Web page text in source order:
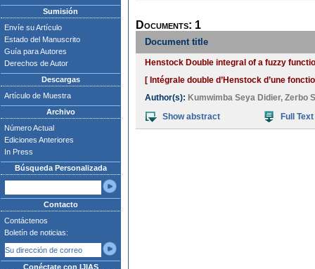
Sumisión
Envíe su Artículo
Estado del Manuscrito
Guía para Autores
Derechos de Autor
Descargas
Artículo de Muestra
Archivo
Número Actual
Ediciones Anteriores
In Press
Búsqueda Personalizada
Contacto
Contáctenos
Boletín de noticias:
Conéctate con IJIAS
Documents: 1
Document title
Henstock Double integral of a fuzzy
[ Intégrale double d’Henstock d’une
Author(s): Kumwimba Seya Didier, Zerbo
Show abstract
Full Text